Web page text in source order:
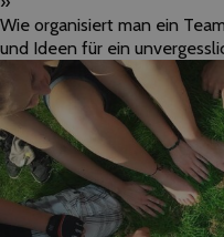
Wie organisiert man ein
und Ideen für ein